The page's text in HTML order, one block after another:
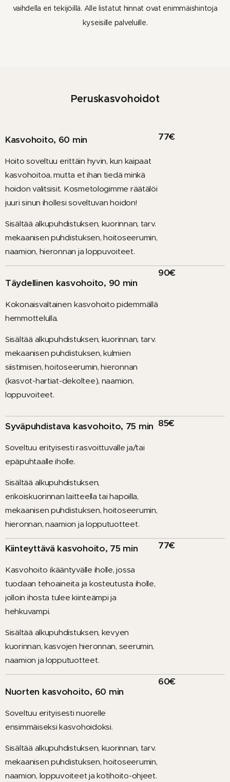
vaihdella eri tekijöillä. Alle listatut hinnat ovat enimmäishintoja
kyseisille palveluille.
Peruskasvohoidot
Kasvohoito, 60 min
Hoito soveltuu erittäin hyvin, kun kaipaat
kasvohoitoa, mutta et ihan tiedä minkä
hoidon valitsisit. Kosmetologimme räätälöi
juuri sinun ihollesi soveltuvan hoidon!
Sisältää alkupuhdistuksen, kuorinnan, tarv.
mekaanisen puhdistuksen, hoitoseerumin,
naamion, hieronnan ja loppuvoiteet.
77€
Täydellinen kasvohoito, 90 min
Kokonaisvaltainen kasvohoito pidemmällä
hemmottelulla.
Sisältää alkupuhdistuksen, kuorinnan, tarv.
mekaanisen puhdistuksen, kulmien
siistimisen, hoitoseerumin, hieronnan
(kasvot-hartiat-dekoltee), naamion,
loppuvoiteet.
90€
Syväpuhdistava kasvohoito, 75 min
Soveltuu erityisesti rasvoittuvalle ja/tai
epäpuhtaalle iholle.
Sisältää alkupuhdistuksen,
erikoiskuorinnan laitteella tai hapoilla,
mekaanisen puhdistuksen, hoitoseerumin,
hieronnan, naamion ja lopputuotteet.
85€
Kiinteyttävä kasvohoito, 75 min
Kasvohoito ikääntyvälle iholle, jossa
tuodaan tehoaineita ja kosteutusta iholle,
jolloin ihosta tulee kiinteämpi ja
hehkuvampi.
Sisältää alkupuhdistuksen, kevyen
kuorinnan, kasvojen hieronnan, seerumin,
naamion ja lopputuotteet.
77€
Nuorten kasvohoito, 60 min
Soveltuu erityisesti nuorelle
ensimmäiseksi kasvohoidoksi.
Sisältää alkupuhdistuksen, kuorinnan, tarv.
mekaanisen puhdistuksen, hoitoseerumin,
naamion, loppuvoiteet ja kotihoito-ohjeet.
60€